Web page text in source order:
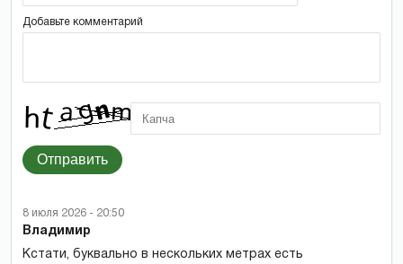
Добавьте комментарий
Отправить
8 июля 2026 - 20:50
Владимир
Кстати, буквально в нескольких метрах есть